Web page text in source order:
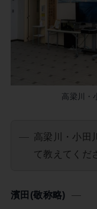
高梁川・
高梁川・小田
て教えてくだ
濱田(敬称略)